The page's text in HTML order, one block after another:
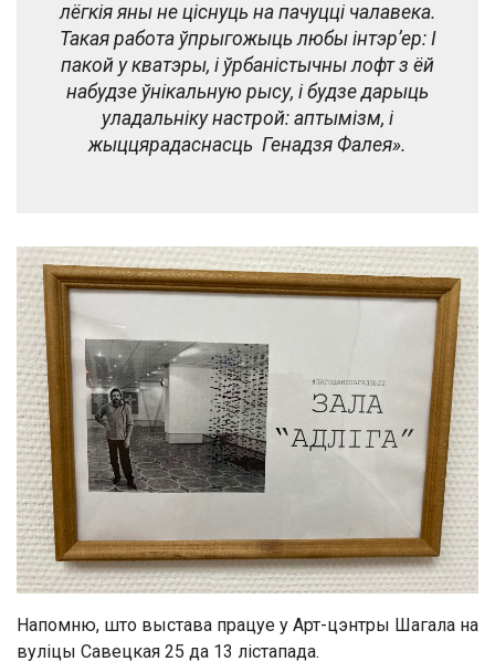
лёгкія яны не ціснуць на пачуцці чалавека.
Такая работа ўпрыгожыць любы інтэр’ер: І
пакой у кватэры, і ўрбаністычны лофт з ёй
набудзе ўнікальную рысу, і будзе дарыць
уладальніку настрой: аптымізм, і
жыццярадаснасць Генадзя Фалея».
Напомню, што выстава працуе у Арт-цэнтры Шагала на
вуліцы Савецкая 25 да 13 лістапада.